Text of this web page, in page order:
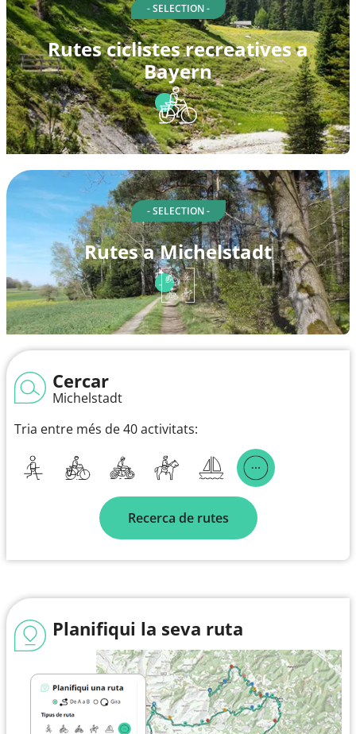
- SELECTION -
Rutes ciclistes recreatives a
Bayern
- SELECTION -
Rutes a Michelstadt
Cercar
Michelstadt
Tria entre més de 40 activitats:
Recerca de rutes
Planifiqui la seva ruta